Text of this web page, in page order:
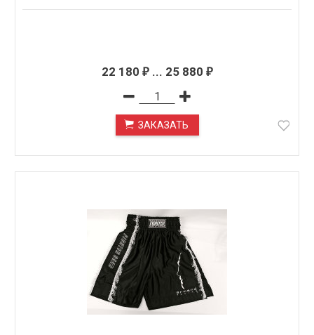
22 180 ₽... 25 880 ₽
ЗАКАЗАТЬ